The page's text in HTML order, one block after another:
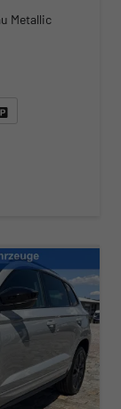
Metallic
drucken (PDF)